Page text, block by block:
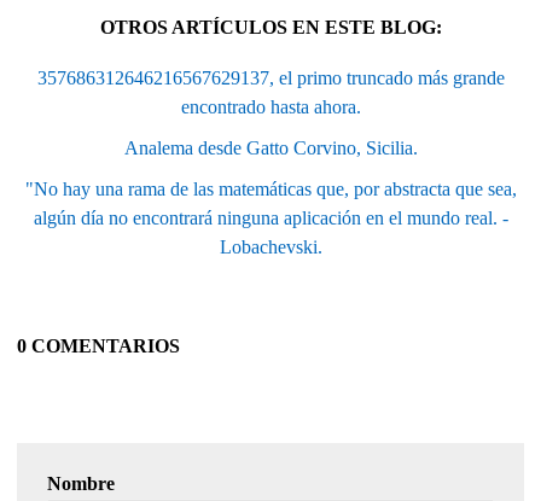
OTROS ARTÍCULOS EN ESTE BLOG:
357686312646216567629137, el primo truncado más grande
encontrado hasta ahora.
Analema desde Gatto Corvino, Sicilia.
"No hay una rama de las matemáticas que, por abstracta que sea,
algún día no encontrará ninguna aplicación en el mundo real. -
Lobachevski.
0 COMENTARIOS
Nombre